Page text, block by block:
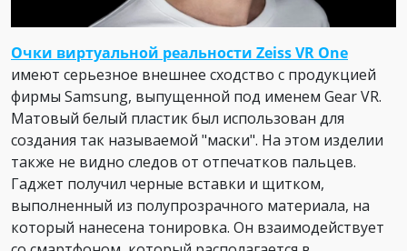
Очки виртуальной реальности Zeiss VR One
имеют серьезное внешнее сходство с продукцией
фирмы Samsung, выпущенной под именем Gear VR.
Матовый белый пластик был использован для
создания так называемой "маски". На этом изделии
также не видно следов от отпечатков пальцев.
Гаджет получил черные вставки и щитком,
выполненный из полупрозрачного материала, на
который нанесена тонировка. Он взаимодействует